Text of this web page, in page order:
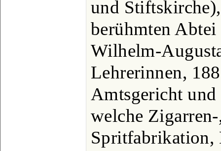
und
berühmten
Wilhelm-
Lehrerinnen,
Amtsgericht
welche
Spritfabrikation,